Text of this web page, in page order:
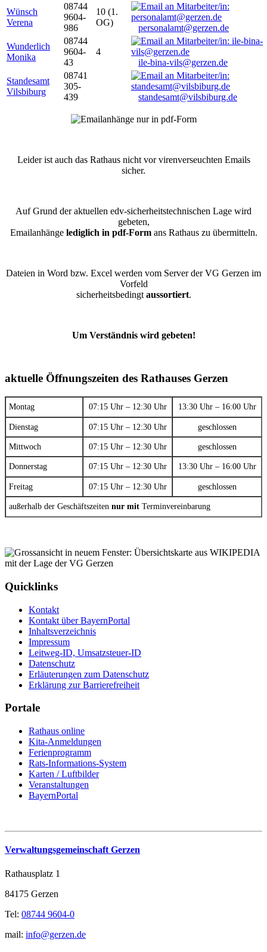
Wünsch
Verena
08744
9604-
986
10 (1.
OG)
personalamt@gerzen.de
Wunderlich
Monika
08744
9604-
43
4
ile-bina-vils@gerzen.de
Standesamt
Vilsbiburg
08741
305-
439
standesamt@vilsbiburg.de
Leider ist auch das Rathaus nicht vor virenverseuchten Emails
sicher.
Auf Grund der aktuellen edv-sicherheitstechnischen Lage wird
gebeten,
Emailanhänge lediglich in pdf-Formans Rathaus zu übermitteln.
Dateien in Word bzw. Excel werden vom Server der VG Gerzen im
Vorfeld
sicherheitsbedingt aussortiert.
Um Verständnis wird gebeten!
aktuelle Öffnungszeiten des Rathauses Gerzen
Montag 07:15 Uhr – 12:30 Uhr 13:30 Uhr – 16:00 Uhr
Dienstag 07:15 Uhr – 12:30 Uhr geschlossen
Mittwoch 07:15 Uhr – 12:30 Uhr geschlossen
Donnerstag 07:15 Uhr – 12:30 Uhr 13:30 Uhr – 16:00 Uhr
Freitag 07:15 Uhr – 12:30 Uhr geschlossen
außerhalb der Geschäftszeiten nur mit Terminvereinbarung
Quicklinks
Kontakt
Kontakt über BayernPortal
Inhaltsverzeichnis
Impressum
Leitweg-ID, Umsatzsteuer-ID
Datenschutz
Erläuterungen zum Datenschutz
Erklärung zur Barrierefreiheit
Portale
Rathaus online
Kita-Anmeldungen
Ferienprogramm
Rats-Informations-System
Karten / Luftbilder
Veranstaltungen
BayernPortal
Verwaltungsgemeinschaft Gerzen
Rathausplatz 1
84175 Gerzen
Tel: 08744 9604-0
mail: info@gerzen.de